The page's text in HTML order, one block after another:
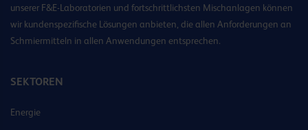
unserer F&E-Laboratorien und fortschrittlichsten Mischanlagen können
wir kundenspezifische Lösungen anbieten, die allen Anforderungen an
Schmiermitteln in allen Anwendungen entsprechen.
SEKTOREN
Energie